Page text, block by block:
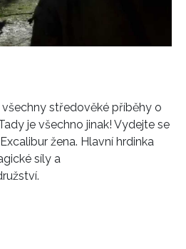
Video
všechny středověké příběhy o
je všechno jinak! Vydejte se
žena. Hlavní hrdinka
síly a